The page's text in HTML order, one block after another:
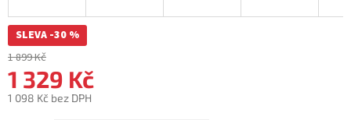
SLEVA -30 %
1 899 Kč
1 329 Kč
1 098 Kč bez DPH